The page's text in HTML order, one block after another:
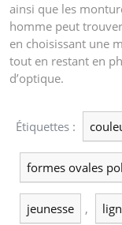
ainsi que les
homme peut
en choisissant une
tout en restant en
d’optique.
Étiquettes :
formes ovales
jeunesse ,